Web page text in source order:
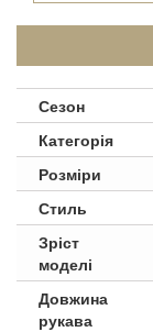
Сезон
Категорія
Розміри
Стиль
Зріст
моделі
Довжина
рукава